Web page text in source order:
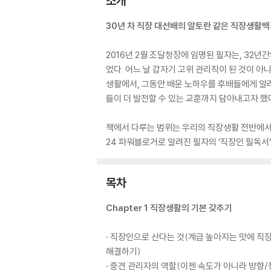
30년 차 직장 대선배의 알토란 같은 직장생활
2016년 2월 조달청장에 임명된 필자는, 32년
었다. 어느 날 갑자기 고위 관리직이 된 것이 아
생활에서, 그동안 배운 노하우를 후배들에게
들이 더 발전할 수 있는 교훈까지 담아내고자 했
책에서 다루는 범위는 우리의 직장생활 전반에
24 파워블로거로 알려진 필자의 ‘직장인 필독서
목차
Chapter 1 직장생활의 기본 갖추기
· 직장인으로 산다는 것(계급 높아지는 맛에
해결하기)
· 중견 관리자의 역할(이젠 속도가 아니라 방